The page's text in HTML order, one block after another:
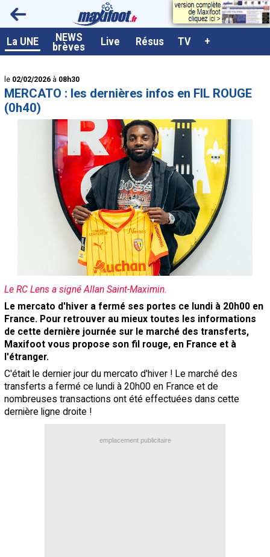
La UNE NEWS
brèves Live Résus TV +
<
le 02/02/2026 à 08h30
MERCATO : les dernières infos en FIL ROUGE
(0h40)
Le RC Lens a signé Allan Saint-Maximin.
Le mercato d'hiver a fermé ses portes ce lundi à 20h00 en
France. Pour retrouver au mieux toutes les informations
de cette dernière journée sur le marché des transferts,
Maxifoot vous propose son fil rouge, en France et à
l'étranger.
C'était le dernier jour du mercato d'hiver ! Le marché des
transferts a fermé ce lundi à 20h00 en France et de
nombreuses transactions ont été effectuées dans cette
dernière ligne droite !
emplacement publicitaire
A la UNE
Live / Matchs en direct
Résultats et Classements
Class. buteurs européens
Programme TV foot
Tableau transferts L1
Paramètrages / Options
Contact / Signaler un bug
Recrutement Maxifoot
Mentions légales
site web Maxifoot.fr